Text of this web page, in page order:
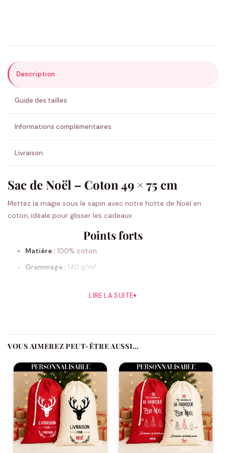
ENVOYER MA DEMANDE ✨
💚 Retour sous 24-48h🇫🇷 Flocage en France✅ Validation avant fabrication
Description
Guide des tailles
Informations complémentaires
Livraison
Sac de Noël – Coton 49 × 75 cm
Mettez la magie sous le sapin avec notre hotte de Noël en
coton, idéale pour glisser les cadeaux
Points forts
Matière :100% coton
Grammage :140 g/m²
Naturel (beige) ou Rouge
Conseils d’entretien
Ne pas repasser le flocage
Retourner au lavage(laver sur l’envers)
Ne pas utiliser de sèche-linge
Contenu : 1 hotte en coton
LIRE LA SUITE▾
VOUS AIMEREZ PEUT-ÊTRE AUSSI…